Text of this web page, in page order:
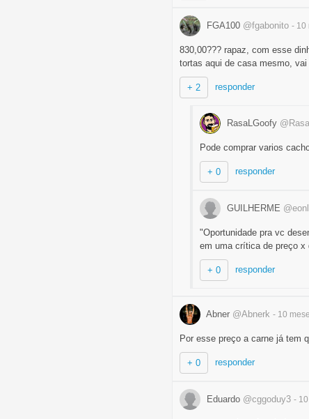
FGA100 @fgabonito - 10
830,00??? rapaz, com esse
tortas aqui de casa mesmo,
+ 2 responder
RasaLGoofy
Pode comprar varios
+ 0 responder
GUILHERME
"Oportunidade pra vc
em uma crítica de preço x
+ 0 responder
Abner @Abnerk - 10
Por esse preço a carne já tem
+ 0 responder
Eduardo @cggoduy3 -